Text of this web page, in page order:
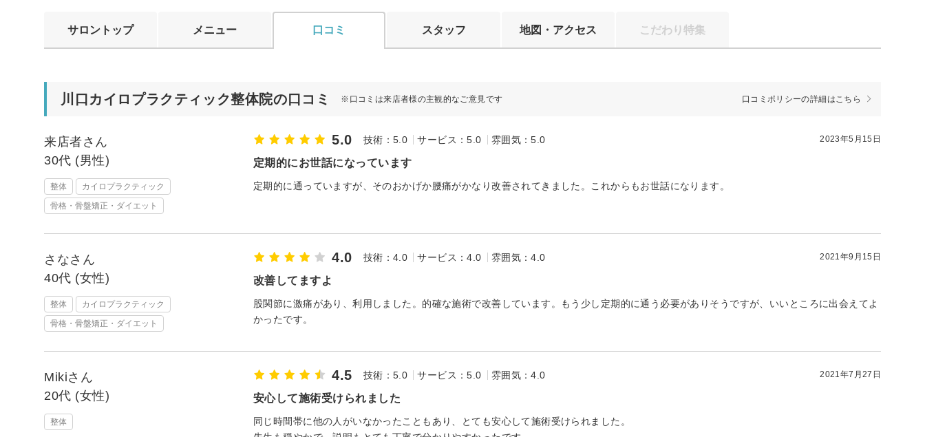
サロントップ メニュー 口コミ スタッフ 地図・アクセス こだわり特集
川口カイロプラクティック整体院の口コミ ※口コミは来店者様の主観的なご意見です 口コミポリシーの詳細はこちら
来店者さん
30代 (男性)
整体
カイロプラクティック
骨格・骨盤矯正・ダイエット
5.0 技術：5.0 サービス：5.0 雰囲気：5.0 2023年5月15日
定期的にお世話になっています
定期的に通っていますが、そのおかげか腰痛がかなり改善されてきました。これからもお世話になります。
さなさん
40代 (女性)
整体
カイロプラクティック
骨格・骨盤矯正・ダイエット
4.0 技術：4.0 サービス：4.0 雰囲気：4.0 2021年9月15日
改善してますよ
股関節に激痛があり、利用しました。的確な施術で改善しています。もう少し定期的に通う必要がありそうですが、いいところに出会えてよ
かったです。
Mikiさん
20代 (女性)
整体
4.5 技術：5.0 サービス：5.0 雰囲気：4.0 2021年7月27日
安心して施術受けられました
同じ時間帯に他の人がいなかったこともあり、とても安心して施術受けられました。